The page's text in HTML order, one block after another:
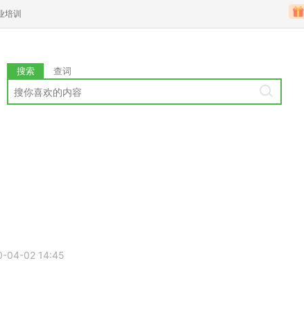
培训
搜索 查词
04-02 14:45